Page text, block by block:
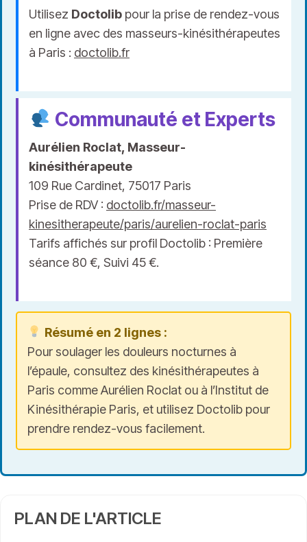
Utilisez Doctolib pour la prise de rendez-vous
en ligne avec des masseurs-kinésithérapeutes
à Paris : doctolib.fr
Communauté et Experts
Aurélien Roclat, Masseur-
kinésithérapeute
109 Rue Cardinet, 75017 Paris
Prise de RDV : doctolib.fr/masseur-
kinesitherapeute/paris/aurelien-roclat-paris
Tarifs affichés sur profil Doctolib : Première
séance 80 €, Suivi 45 €.
Résumé en 2 lignes :
Pour soulager les douleurs nocturnes à
l’épaule, consultez des kinésithérapeutes à
Paris comme Aurélien Roclat ou à l’Institut de
Kinésithérapie Paris, et utilisez Doctolib pour
prendre rendez-vous facilement.
PLAN DE L'ARTICLE